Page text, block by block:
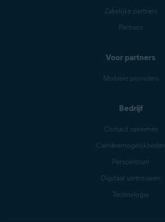
Zakelijke partners
Partners
Voor partners
Mobiele providers
Bedrijf
Contact opnemen
Carrièremogelijkheden
Perscentrum
Digitaal vertrouwen
Technologie